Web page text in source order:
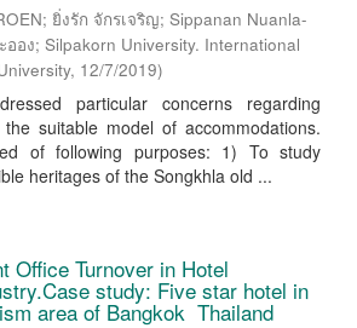
ยิ่งรัก จักรเจริญ; Sippanan Nuanla-
อง; Silpakorn University. International
, 12/7/2019)
particular concerns regarding
suitable model of accommodations.
of following purposes: 1) To study
heritages of the Songkhla old ...
Office Turnover in Hotel
study: Five star hotel in
area of Bangkok Thailand